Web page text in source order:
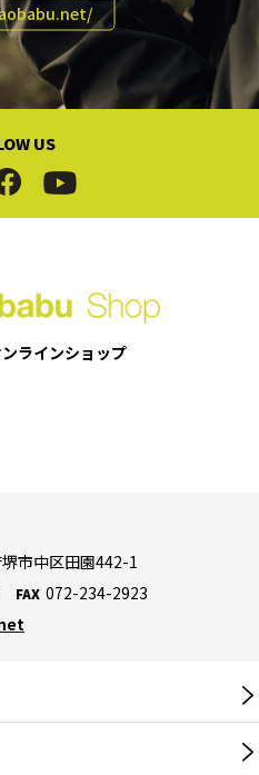
保冷剤
US
ラインショップ
市中区田園442-1
FAX 072-234-2923